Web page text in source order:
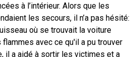
à l’intérieur. Alors que les
les secours, il n’a pas hésité:
où se trouvait la voiture
avec ce qu'il a pu trouver
il a aidé à sortir les victimes et a